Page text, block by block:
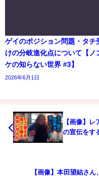
ゲイのポジション問題・タチ
けの分岐進化点について【ノ
ケの知らない世界 #3】
2026年6月1日
【画像】
の宣伝をす
【画像】本田望結さ